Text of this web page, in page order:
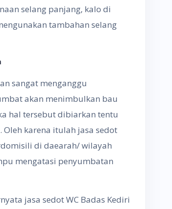
selang panjang, kalo di
tambahan selang
sangat menganggu
akan menimbulkan bau
hal tersebut dibiarkan tentu
karena itulah jasa sedot
di daearah/ wilayah
mengatasi penyumbatan
jasa sedot WC Badas Kediri